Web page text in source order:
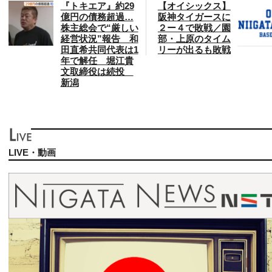
『トキエア』約29
億円の債務超過…
株主総会で“厳しい
経営状況”報告 和
田直希共同代表は1
年で解任 堀江貴
文取締役は続投
新潟
【オイシックス】
阪神タイガースに
２ー４で敗戦／園
部・上原のタイム
リーが出るも敗戦
LIVE・動画